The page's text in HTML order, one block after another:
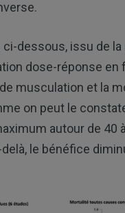
ci-dessous, issu de
dose-réponse en
musculation et la
on peut le
autour de 40
le bénéfice